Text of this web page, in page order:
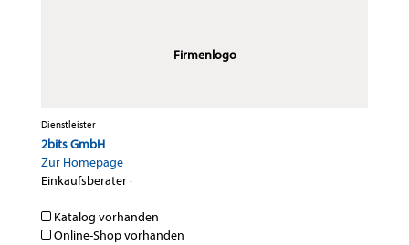
Firmenlogo
Dienstleister
2bits GmbH
Zur Homepage
Einkaufsberater·
Katalog vorhanden
Online-Shop vorhanden